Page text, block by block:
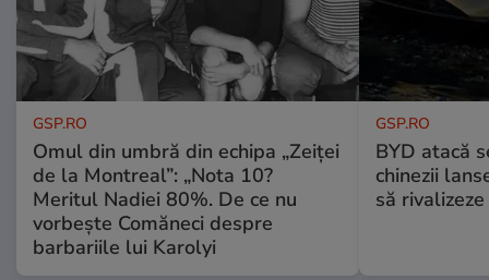
GSP.RO
Omul din umbră din echipa „Zeiței
de la Montreal”: „Nota 10?
Meritul Nadiei 80%. De ce nu
vorbește Comăneci despre
barbariile lui Karolyi
GSP.RO
BYD atacă
chinezii
să